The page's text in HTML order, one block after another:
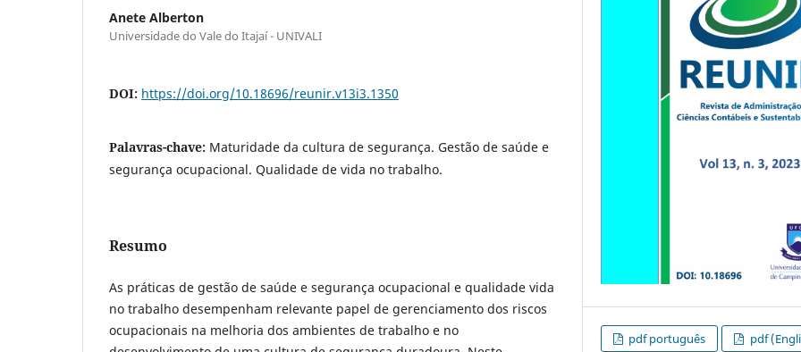
Anete Alberton
Universidade do Vale do Itajaí - UNIVALI
DOI: https://doi.org/10.18696/reunir.v13i3.1350
Palavras-chave: Maturidade da cultura de segurança. Gestão de saúde e
segurança ocupacional. Qualidade de vida no trabalho.
Resumo
As práticas de gestão de saúde e segurança ocupacional e qualidade vida
no trabalho desempenham relevante papel de gerenciamento dos riscos
ocupacionais na melhoria dos ambientes de trabalho e no
pdf português pdf